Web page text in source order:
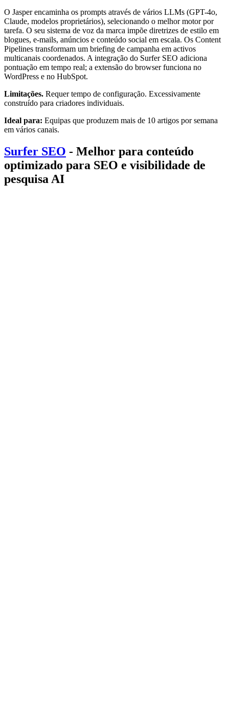
O Jasper encaminha os prompts através de vários LLMs (GPT-4o,
Claude, modelos proprietários), selecionando o melhor motor por
tarefa. O seu sistema de voz da marca impõe diretrizes de estilo em
blogues, e-mails, anúncios e conteúdo social em escala. Os Content
Pipelines transformam um briefing de campanha em activos
multicanais coordenados. A integração do Surfer SEO adiciona
pontuação em tempo real; a extensão do browser funciona no
WordPress e no HubSpot.
Limitações. Requer tempo de configuração. Excessivamente
construído para criadores individuais.
Ideal para: Equipas que produzem mais de 10 artigos por semana
em vários canais.
Surfer SEO - Melhor para conteúdo
optimizado para SEO e visibilidade de
pesquisa AI